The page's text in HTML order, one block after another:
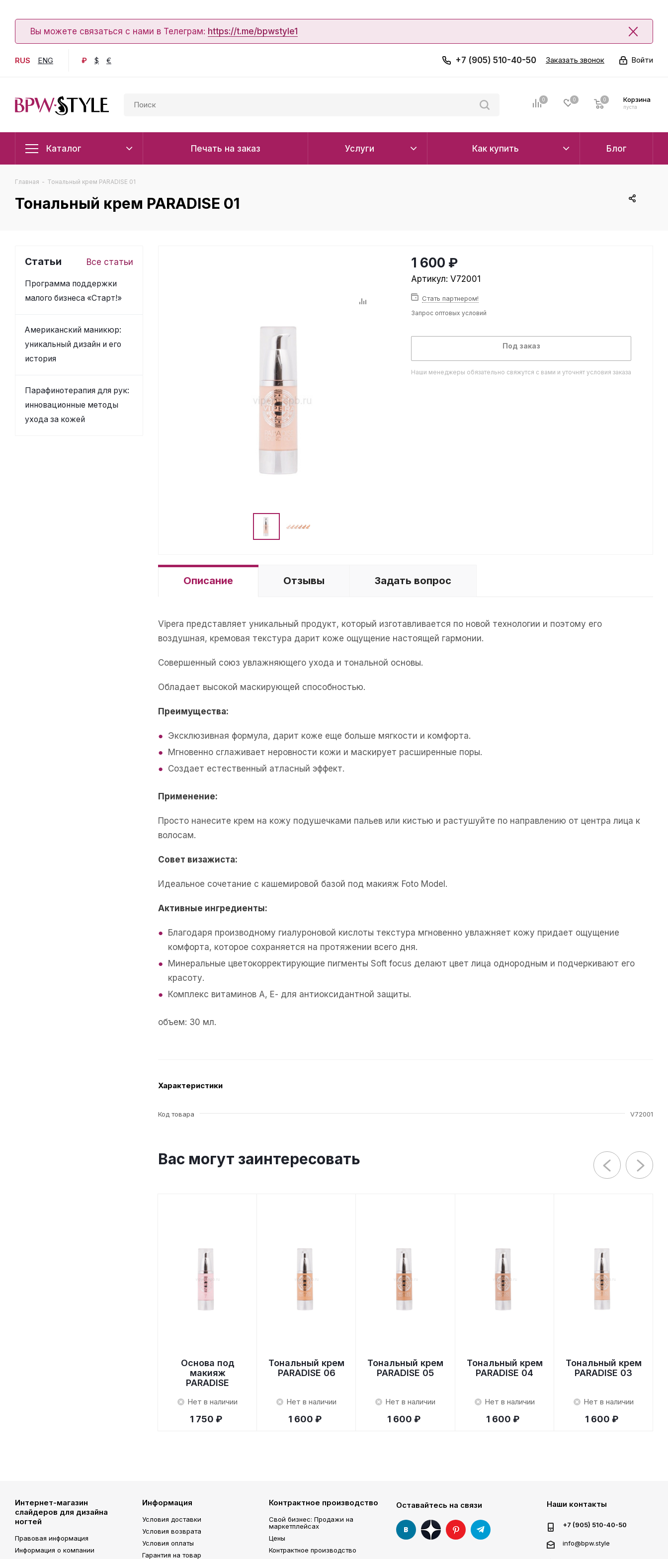
Вы можете связаться с нами в Телеграм: https://t.me/bpwstyle1
RUS ENG ₽ $ € Войти
+7 (905) 510-40-50 Заказать звонок
0 0 Корзина
0
пуста
0
Каталог Печать на заказ Услуги Как купить Блог
Главная - Тональный крем PARADISE 01
Тональный крем PARADISE 01
1 600 ₽
Артикул: V72001
Стать партнером!
Запрос оптовых условий
Под заказ
Наши менеджеры обязательно свяжутся с вами и уточнят условия заказа
Описание Отзывы Задать вопрос
Vipera представляет уникальный продукт, который изготавливается по новой технологии и поэтому его
воздушная, кремовая текстура дарит коже ощущение настоящей гармонии.
Совершенный союз увлажняющего ухода и тональной основы.
Обладает высокой маскирующей способностью.
Преимущества:
Эксклюзивная формула, дарит коже еще больше мягкости и комфорта.
Мгновенно сглаживает неровности кожи и маскирует расширенные поры.
Создает естественный атласный эффект.
Применение:
Просто нанесите крем на кожу подушечками пальев или кистью и растушуйте по направлению от центра лица к
волосам.
Совет визажиста:
Идеальное сочетание с кашемировой базой под макияж Foto Model.
Активные ингредиенты:
Благодаря производному гиалуроновой кислоты текстура мгновенно увлажняет кожу придает ощущение
комфорта, которое сохраняется на протяжении всего дня.
Минеральные цветокорректирующие пигменты Soft focus делают цвет лица однородным и подчеркивают его
красоту.
Комплекс витаминов А, Е- для антиоксидантной защиты.
объем: 30 мл.
Характеристики
Код товара V72001
Вас могут заинтересовать
Основа под
макияж
PARADISE
Нет в наличии
1 750 ₽
Тональный крем
PARADISE 06
Нет в наличии
1 600 ₽
Тональный крем
PARADISE 05
Нет в наличии
1 600 ₽
Тональный крем
PARADISE 04
Нет в наличии
1 600 ₽
Тональный крем
PARADISE 03
Нет в наличии
1 600 ₽
Статьи Все статьи
Программа поддержки
малого бизнеса «Старт!»
Американский маникюр:
уникальный дизайн и его
история
Парафинотерапия для рук:
инновационные методы
ухода за кожей
Интернет-магазин
слайдеров для дизайна
ногтей
Правовая информация
Информация о компании
Информация
Условия доставки
Условия возврата
Условия оплаты
Гарантия на товар
Контрактное производство
Свой бизнес: Продажи на
маркетплейсах
Цены
Контрактное производство
Оставайтесь на связи Наши контакты
+7 (905) 510-40-50
info@bpw.style